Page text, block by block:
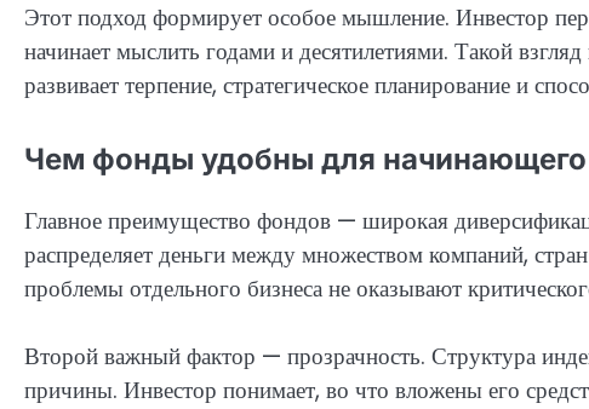
Этот подход формирует особое мышление. Инвестор
начинает мыслить годами и десятилетиями. Такой
развивает терпение, стратегическое планирование и
Чем фонды удобны для начинающего
Главное преимущество фондов — широкая
распределяет деньги между множеством компаний,
проблемы отдельного бизнеса не оказывают
Второй важный фактор — прозрачность. Структура
причины. Инвестор понимает, во что вложены его